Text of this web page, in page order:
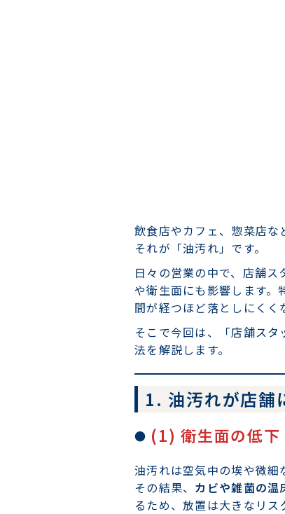
飲食店やカフェ、惣菜店な
それが「油汚れ」です。
日々の営業の中で、店舗
や衛生面にも影響します
間が経つほど落としにくく
そこで今回は、「店舗ス
法を解説します。
1. 油汚れが店舗
(1) 衛生面の低下
油汚れは空気中の埃や微細
その結果、 カビや雑菌の温
るため、放置は大きなリス